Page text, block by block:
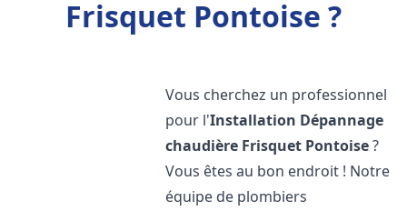
Frisquet Pontoise ?
Vous cherchez un professionnel
pour l'Installation Dépannage
chaudière Frisquet Pontoise?
Vous êtes au bon endroit ! Notre
équipe de plombiers